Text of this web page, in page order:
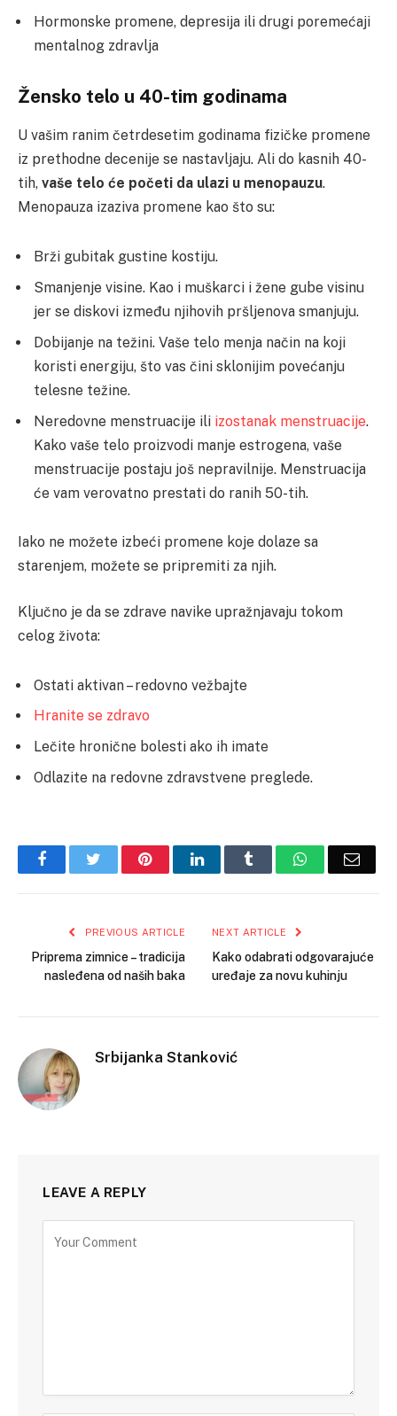
Hormonske promene, depresija ili drugi poremećaji
mentalnog zdravlja
Žensko telo u 40-tim godinama
U vašim ranim četrdesetim godinama fizičke promene
iz prethodne decenije se nastavljaju. Ali do kasnih 40-
tih, vaše telo će početi da ulazi u menopauzu.
Menopauza izaziva promene kao što su:
Brži gubitak gustine kostiju.
Smanjenje visine. Kao i muškarci i žene gube visinu
jer se diskovi između njihovih pršljenova smanjuju.
Dobijanje na težini. Vaše telo menja način na koji
koristi energiju, što vas čini sklonijim povećanju
telesne težine.
Neredovne menstruacije ili izostanak menstruacije.
Kako vaše telo proizvodi manje estrogena, vaše
menstruacije postaju još nepravilnije. Menstruacija
će vam verovatno prestati do ranih 50-tih.
Iako ne možete izbeći promene koje dolaze sa
starenjem, možete se pripremiti za njih.
Ključno je da se zdrave navike upražnjavaju tokom
celog života:
Ostati aktivan – redovno vežbajte
Hranite se zdravo
Lečite hronične bolesti ako ih imate
Odlazite na redovne zdravstvene preglede.
FacebookTwitter PinterestLinkedInTumblr WhatsAppEmail
PREVIOUS ARTICLE
Priprema zimnice – tradicija
nasleđena od naših baka
NEXT ARTICLE
Kako odabrati odgovarajuće
uređaje za novu kuhinju
Srbijanka Stanković
LEAVE A REPLY